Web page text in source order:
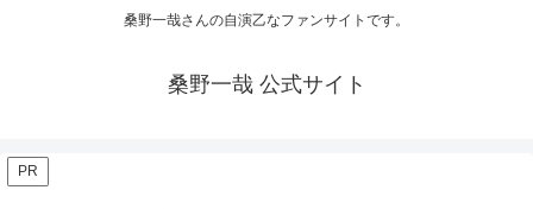
桑野一哉さんの自演乙なファンサイトです。
桑野一哉 公式サイト
PR